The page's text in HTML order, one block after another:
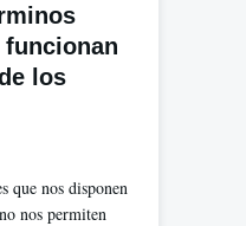
los
que nos disponen
nos permiten